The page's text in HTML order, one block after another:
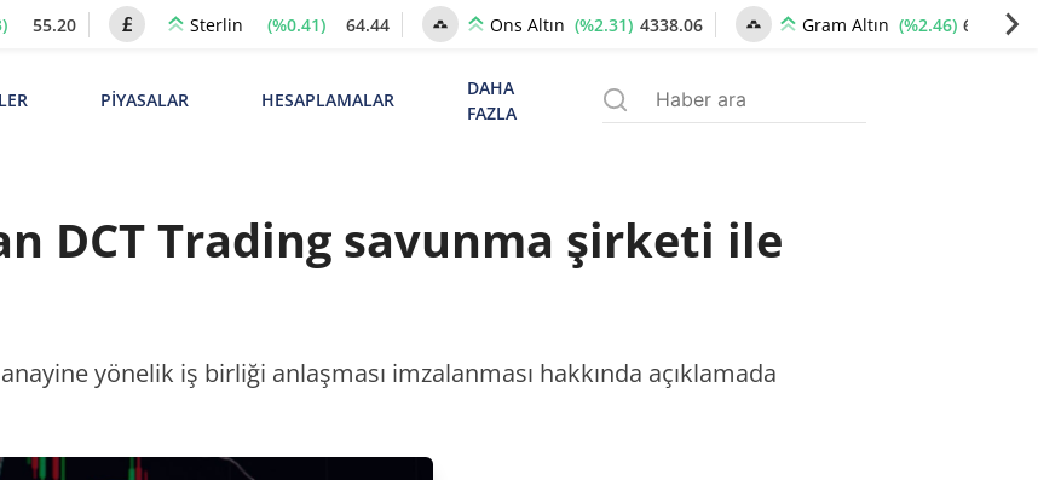
55.20 Sterlin (%0.41) 64.44 Ons Altın (%2.31) 4338.06 Gram Altın (%2.46) 6652.36
PİYASALAR HESAPLAMALAR
DAHA
FAZLA
DCT Trading savunma şirketi ile
yönelik iş birliği anlaşması imzalanması hakkında açıklamada